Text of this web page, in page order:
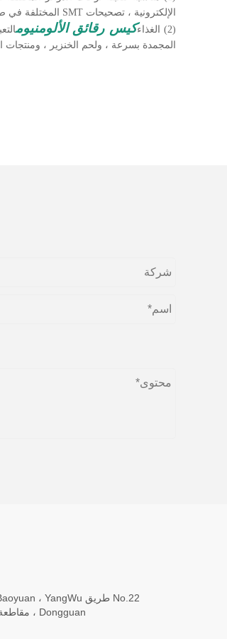
الإلكترونية ، تصحيحات SMT المختلفة في صناعة LED ، تغليف شريط الإضاءة والأجهزة الدقيقة وقطع غيار السيارات ومواد التغليف الأخرى.
(2) الغذاء
كيس رقائق الألومنيوم
المجمدة بسرعة ، ولحم الخنزير ، ومنتجات
Dongguan ، مقاطعة Guangdong ، الصين